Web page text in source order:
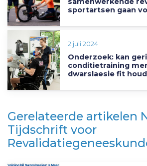
sportartsen gaan
2 juli 2024
Onderzoek: kan
conditietraining
dwarslaesie fit
Gerelateerde artikelen
Tijdschrift voor